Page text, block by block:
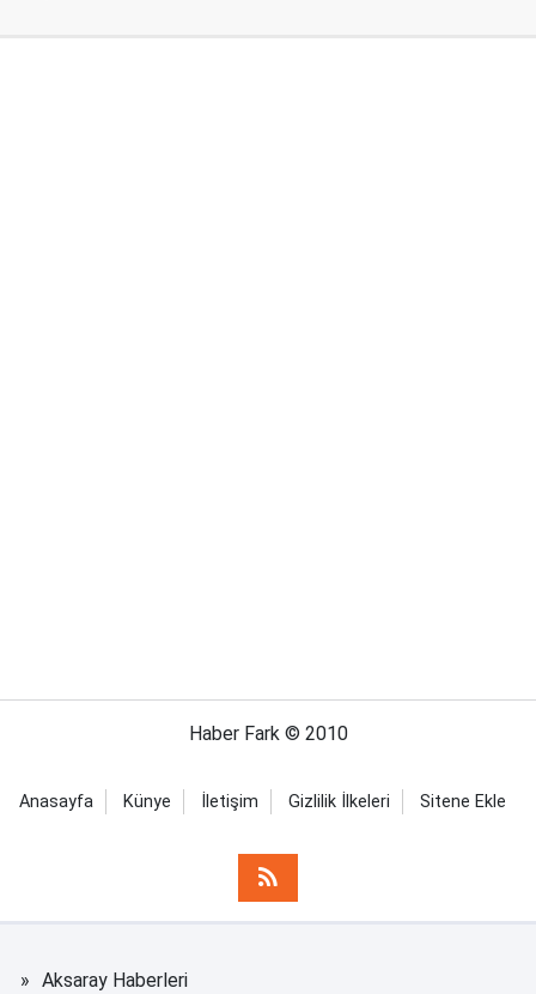
Haber Fark © 2010
Anasayfa Künye İletişim Gizlilik İlkeleri Sitene Ekle
Aksaray Haberleri